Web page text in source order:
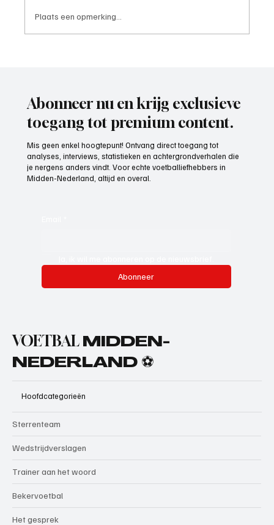
Plaats een opmerking...
Abonneer nu en krijg exclusieve
toegang tot premium content.
Mis geen enkel hoogtepunt! Ontvang direct toegang tot
analyses, interviews, statistieken en achtergrondverhalen die
je nergens anders vindt. Voor echte voetballiefhebbers in
Midden-Nederland, altijd en overal.
Abonneer
VOETBAL MIDDEN-
NEDERLAND ⚽
Hoofdcategorieën
Sterrenteam
Wedstrijdverslagen
Trainer aan het woord
Bekervoetbal
Het gesprek